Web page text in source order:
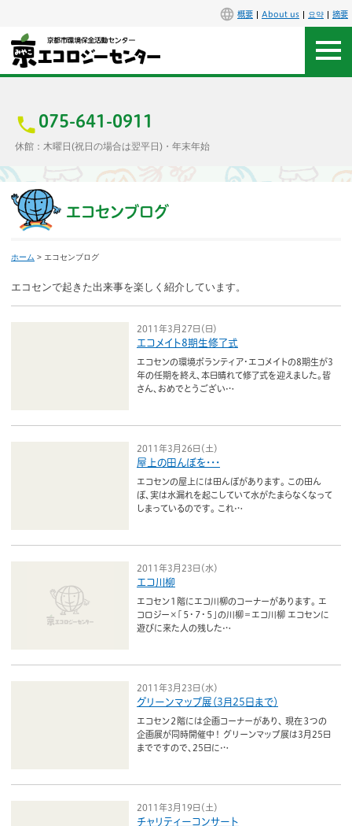
概要 About us 요약 摘要
075-641-0911
休館：木曜日(祝日の場合は翌平日)・年末年始
アクセス
施設案内
イベント
エコメイト・京エコサポーターの方
エコセンブログ
ホーム > エコセンブログ
エコセンで起きた出来事を楽しく紹介しています。
2011年3月27日（日）
エコメイト8期生修了式
エコセンの環境ボランティア・エコメイトの8期生が3
年の任期を終え、本日晴れて修了式を迎えました。皆
さん、おめでとうござい…
2011年3月26日（土）
屋上の田んぼを・・・
エコセンの屋上には田んぼがあります。 この田ん
ぼ、実は水漏れを起こしていて水がたまらなくなって
しまっているのです。 これ…
2011年3月23日（水）
エコ川柳
エコセン１階にエコ川柳のコーナーがあります。 エ
コロジー×「５・７・５」の川柳＝エコ川柳 エコセンに
遊びに来た人の残した…
2011年3月23日（水）
グリーンマップ展（3月25日まで）
エコセン２階には企画コーナーがあり、 現在３つの
企画展が同時開催中！ グリーンマップ展は3月25日
までですので、25日に…
2011年3月19日（土）
チャリティーコンサート